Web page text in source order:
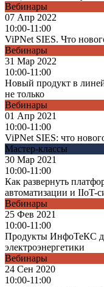
Вебинары
07 Апр 2022
10:00-11:00
ViPNet SIES. Что
Вебинары
31 Мар 2022
10:00-11:00
Новый продукт в
не только
Вебинары
01 Апр 2021
10:00-11:00
ViPNet SIES: что
Мастер-классы
30 Мар 2021
10:00-11:00
Как развернуть
автоматизации и IIoT-
Вебинары
25 Фев 2021
10:00-11:00
Продукты ИнфоТеКС
электроэнергетики
Вебинары
24 Сен 2020
10:00-11:00